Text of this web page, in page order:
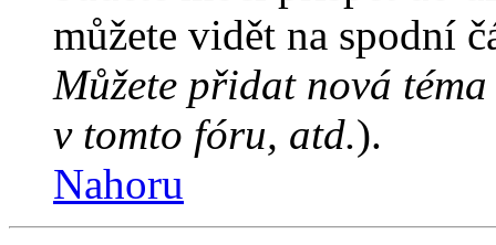
můžete vidět na spodní
Můžete přidat nová
v tomto fóru, atd.).
Nahoru